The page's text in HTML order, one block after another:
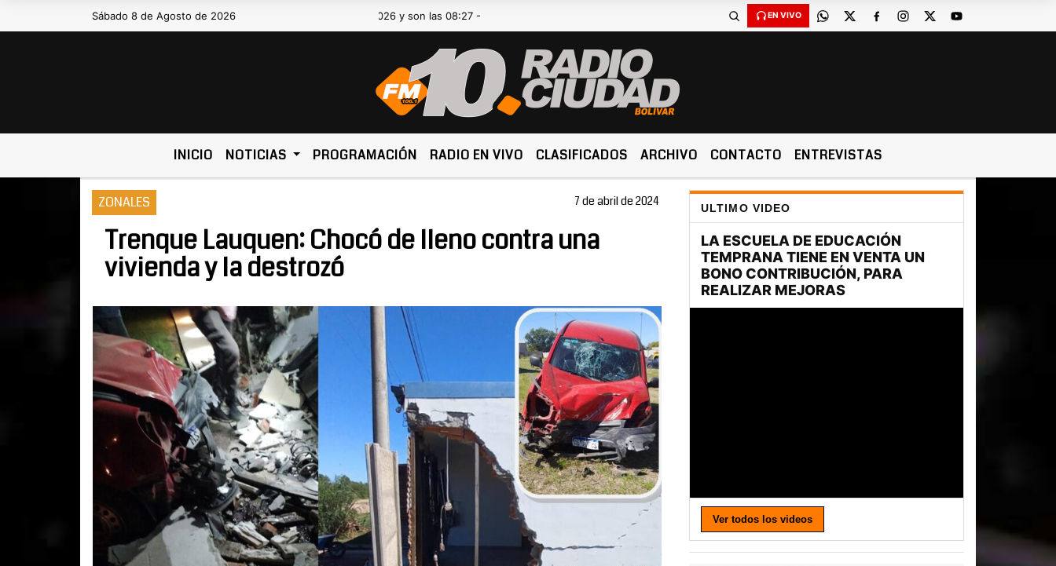
Sábado 8 de Agosto de 2026Hoy es Sábado 8 de Agosto de 2026 y son las 08:27 - EN VIVO
INICIO NOTICIAS PROGRAMACIÓN RADIO EN VIVO CLASIFICADOS ARCHIVO CONTACTO ENTREVISTAS
ZONALES 7 de abril de 2024
Trenque Lauquen: Chocó de lleno contra una
vivienda y la destrozó
ULTIMO VIDEO
Ver todos los videos